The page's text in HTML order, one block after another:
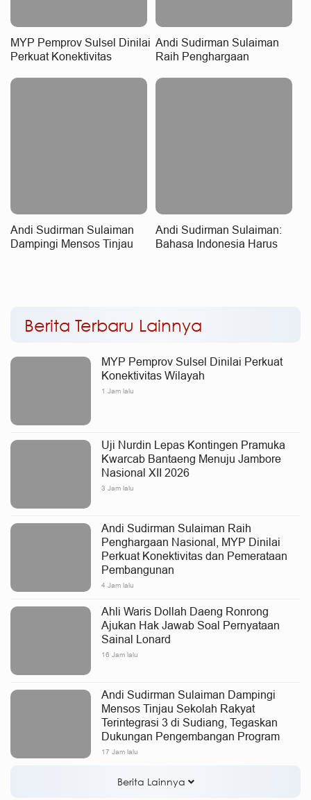
MYP Pemprov Sulsel Dinilai
Perkuat Konektivitas
Andi Sudirman Sulaiman
Raih Penghargaan
Perkuat Konektivitas dan
Andi Sudirman Sulaiman
Dampingi Mensos Tinjau
Andi Sudirman Sulaiman:
Bahasa Indonesia Harus
Berita Terbaru Lainnya
MYP Pemprov Sulsel Dinilai Perkuat
Konektivitas Wilayah
1 Jam lalu
Uji Nurdin Lepas Kontingen Pramuka
Kwarcab Bantaeng Menuju Jambore
Nasional XII 2026
3 Jam lalu
Andi Sudirman Sulaiman Raih
Penghargaan Nasional, MYP Dinilai
Perkuat Konektivitas dan Pemerataan
Pembangunan
4 Jam lalu
Ahli Waris Dollah Daeng Ronrong
Ajukan Hak Jawab Soal Pernyataan
Sainal Lonard
16 Jam lalu
Andi Sudirman Sulaiman Dampingi
Mensos Tinjau Sekolah Rakyat
Terintegrasi 3 di Sudiang, Tegaskan
Dukungan Pengembangan Program
17 Jam lalu
Berita Lainnya